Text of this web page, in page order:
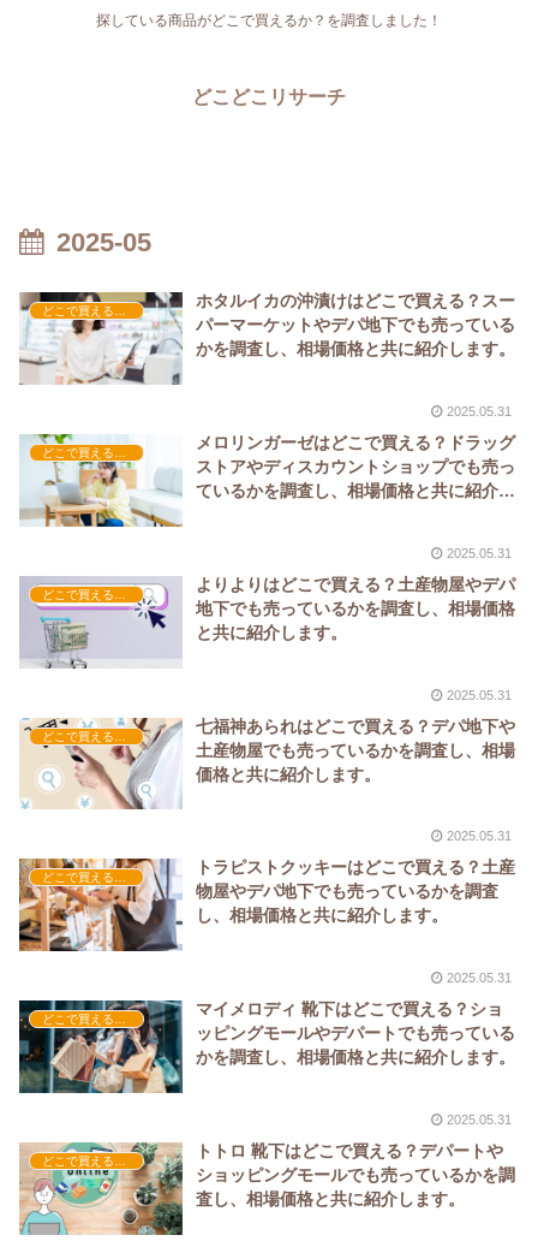
探している商品がどこで買えるか？を調査しました！
どこどこリサーチ
2025-05
どこで買える？-食品・食材
ホタルイカの沖漬けはどこで買える？スー
パーマーケットやデパ地下でも売っている
かを調査し、相場価格と共に紹介します。
2025.05.31
メロリンガーゼはどこで買える？ドラッグ
ストアやディスカウントショップでも売っ
ているかを調査し、相場価格と共に紹介し
2025.05.31
よりよりはどこで買える？土産物屋やデパ
地下でも売っているかを調査し、相場価格
と共に紹介します。
2025.05.31
七福神あられはどこで買える？デパ地下や
土産物屋でも売っているかを調査し、相場
価格と共に紹介します。
2025.05.31
どこで買える？-お菓子・スイーツ・アイス
トラピストクッキーはどこで買える？土産
物屋やデパ地下でも売っているかを調査
し、相場価格と共に紹介します。
2025.05.31
マイメロディ 靴下はどこで買える？ショ
ッピングモールやデパートでも売っている
かを調査し、相場価格と共に紹介します。
2025.05.31
トトロ 靴下はどこで買える？デパートや
ショッピングモールでも売っているかを調
査し、相場価格と共に紹介します。